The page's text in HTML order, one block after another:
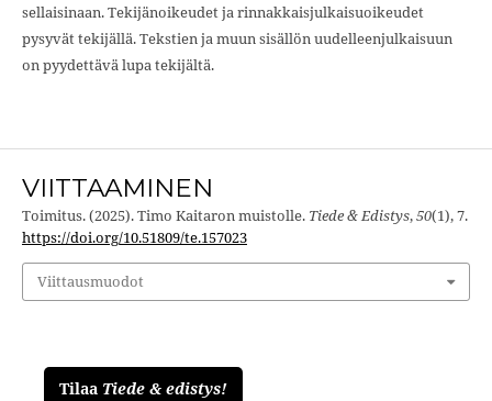
sellaisinaan. Tekijänoikeudet ja rinnakkaisjulkaisuoikeudet
pysyvät tekijällä. Tekstien ja muun sisällön uudelleenjulkaisuun
on pyydettävä lupa tekijältä.
VIITTAAMINEN
Toimitus. (2025). Timo Kaitaron muistolle. Tiede & Edistys,50(1), 7.
https://doi.org/10.51809/te.157023
Viittausmuodot
Tilaa Tiede & edistys!